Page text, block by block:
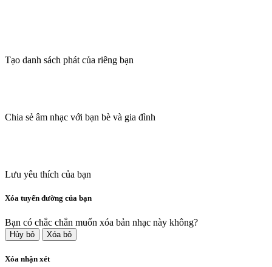
Tạo danh sách phát của riêng bạn
Chia sẻ âm nhạc với bạn bè và gia đình
Lưu yêu thích của bạn
Xóa tuyến đường của bạn
Bạn có chắc chắn muốn xóa bản nhạc này không?
Hủy bỏ Xóa bỏ
Xóa nhận xét